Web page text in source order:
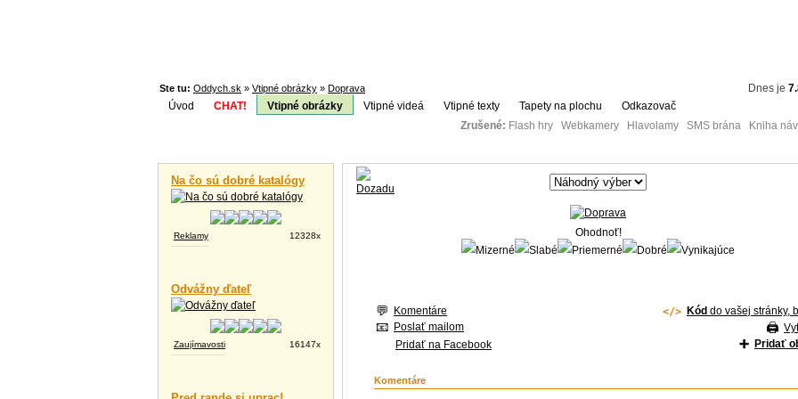
Ste tu: Oddych.sk » Vtipné obrázky » Doprava Dnes je
Úvod
CHAT! Vtipné obrázky Vtipné videá Vtipné texty Tapety na plochu
Odkazovač
Zrušené: Flash hry Webkamery Hlavolamy SMS brána Kniha
Na čo sú dobré katalógy
Reklamy 12328x
Odvážny ďateľ
Zaujímavosti 16147x
Ohodnoť!
Komentáre
Poslať mailom
Pridať na Facebook
Kód do vašej stránky,
Pridať
Komentáre